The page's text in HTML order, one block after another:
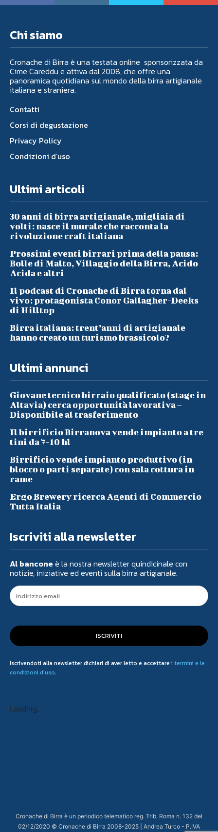
Chi siamo
Cronache di Birra è una testata online sponsorizzata da
Cime Careddu e attiva dal 2008, che offre una
panoramica quotidiana sul mondo della birra artigianale
italiana e straniera.
Contatti
Corsi di degustazione
Privacy Policy
Condizioni d’uso
Ultimi articoli
30 anni di birra artigianale, migliaia di
volti: nasce il murale che racconta la
rivoluzione craft italiana
Prossimi eventi birrari prima della pausa:
Bolle di Malto, Villaggio della Birra, Acido
Acida e altri
Il podcast di Cronache di Birra torna dal
vivo: protagonista Conor Gallagher-Deeks
di Hilltop
Birra italiana: trent’anni di artigianale
hanno creato un turismo brassicolo?
Ultimi annunci
Giovane tecnico birraio qualificato (stage in
Altavia) cerca opportunità lavorativa –
Disponibile al trasferimento
Il birrificio Birranova vende impianto a tre
tini da 7-10 hl
Birrificio vende impianto produttivo (in
blocco o parti separate) con sala cottura in
rame
Ergo Brewery ricerca Agenti di Commercio –
Tutta Italia
Iscriviti alla newsletter
Al bancone è la nostra newsletter quindicinale con
notizie, iniziative ed eventi sulla birra artigianale.
ISCRIVITI
Iscrivendoti alla newsletter dichiari di aver letto e accettare i termini e le
condizioni d'uso.
Loading...
Cronache di Birra è un periodico telematico reg. Trib. Roma n. 132 del
02/12/2020 © Cronache di Birra 2008-2025 | Andrea Turco - P.IVA